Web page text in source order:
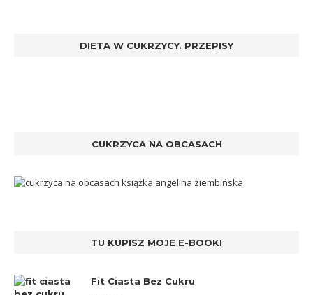
DIETA W CUKRZYCY. PRZEPISY
CUKRZYCA NA OBCASACH
TU KUPISZ MOJE E-BOOKI
Fit Ciasta Bez Cukru